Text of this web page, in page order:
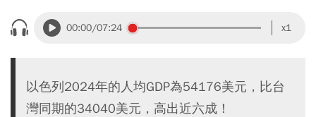
00:00/07:24 x1
以色列2024年的人均GDP為54176美元，比台
灣同期的34040美元，高出近六成！